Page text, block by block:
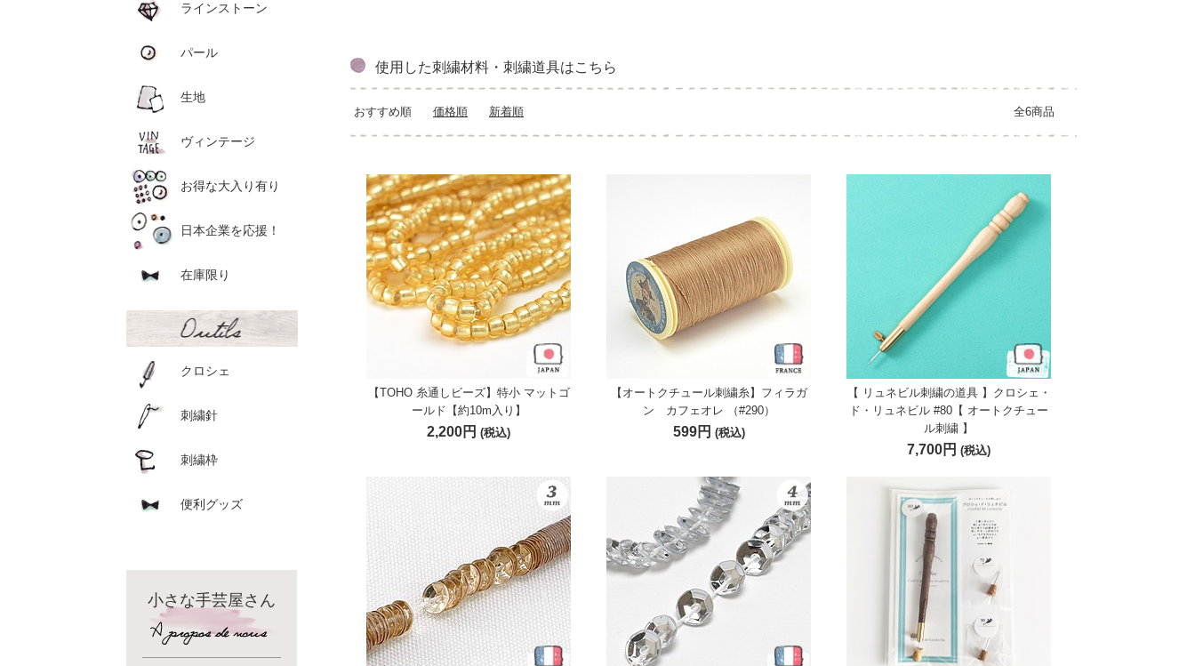
使用した刺繍材料・刺繍道具はこちら
全6商品
おすすめ順 価格順 新着順
【TOHO 糸通しビーズ】特小 マットゴ
ールド【約10m入り】
2,200円 (税込)
【オートクチュール刺繍糸】フィラガ
ン カフェオレ （#290）
599円 (税込)
【 リュネビル刺繍の道具 】クロシェ・
ド・リュネビル #80【 オートクチュー
ル刺繍 】
7,700円 (税込)
ラインストーン
パール
生地
ヴィンテージ
お得な大入り有り
日本企業を応援！
在庫限り
クロシェ
刺繍針
刺繍枠
便利グッズ
小さな手芸屋さん